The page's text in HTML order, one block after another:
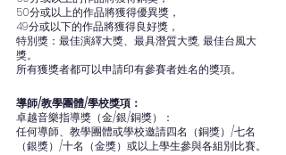
50分或以上的作品將獲得優異獎，
49分或以下的作品將獲得良好獎，
特別獎：最佳演繹大獎、最具潛質大獎, 最佳台風大
獎。
所有獲獎者都可以申請印有參賽者姓名的獎項。
導師/教學團體/學校獎項：
卓越音樂指導獎（金/銀/銅獎）：
任何導師、教學團體或學校邀請四名（銅獎）/七名
（銀獎）/十名（金獎）或以上學生參與各組別比賽。